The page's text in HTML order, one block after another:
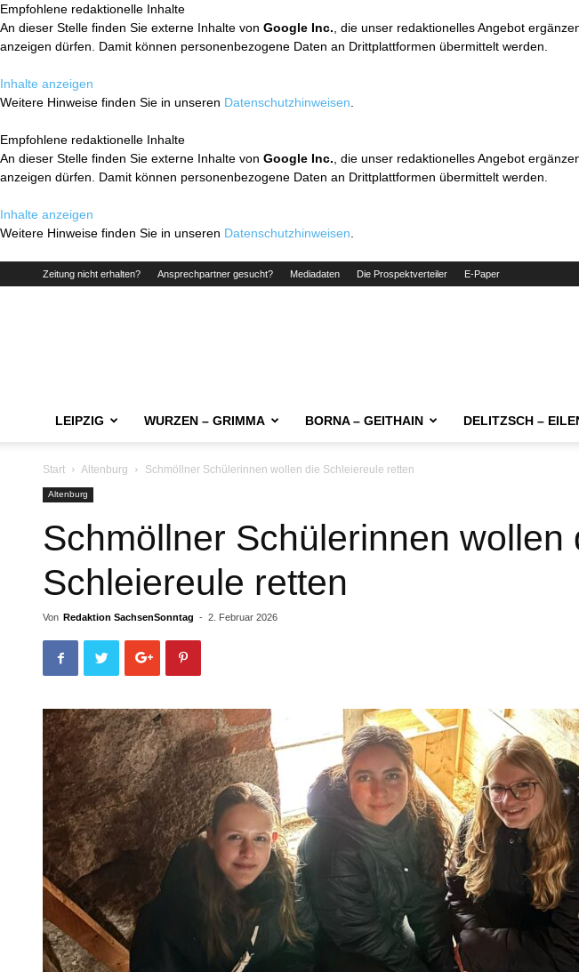
Empfohlene redaktionelle Inhalte
An dieser Stelle finden Sie externe Inhalte von Google Inc. , die unser redaktionelles Angebot
anzeigen dürfen. Damit können personenbezogene Daten an Drittplattformen übermittelt werden.
Inhalte anzeigen
Weitere Hinweise finden Sie in unseren Datenschutzhinweisen
Empfohlene redaktionelle Inhalte
An dieser Stelle finden Sie externe Inhalte von Google Inc. , die unser redaktionelles Angebot
anzeigen dürfen. Damit können personenbezogene Daten an Drittplattformen übermittelt werden.
Inhalte anzeigen
Weitere Hinweise finden Sie in unseren Datenschutzhinweisen
Zeitung nicht erhalten? Ansprechpartner gesucht? Mediadaten Die Prospektverteiler E-Paper
LEIPZIG WURZEN – GRIMMA BORNA – GEITHAIN DELITZSCH –
Start Altenburg Schmöllner Schülerinnen wollen die Schleiereule retten
Altenburg
Schmöllner Schülerinnen wollen
Schleiereule retten
Von Redaktion SachsenSonntag - 2. Februar 2026